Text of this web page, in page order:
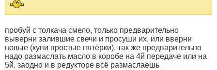
пробуй с толкача смело, только предварительно
выверни залившие свечи и просуши их, или вверни
новые (купи простые пятёрки), так же предварительно
надо размаслать масло в коробе на 4й передаче или на
5й, заодно и в редукторе всё размаслаешь